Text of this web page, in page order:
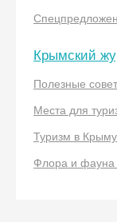
Крымский
Полезные
Места для
Туризм в Крыму
Флора и фауна
Хочешь